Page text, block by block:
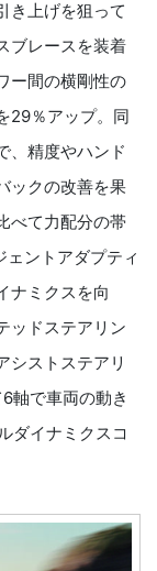
き上げを狙って
ブレースを装着
ー間の横剛性の
29％アップ。同
、精度やハンド
ックの改善を果
べて力配分の帯
ントアダプティ
ナミクスを向
ッドステアリン
シストステアリ
軸で車両の動き
ダイナミクスコ